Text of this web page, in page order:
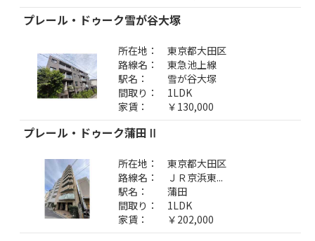
プレール・ドゥーク雪が谷大塚
所在地：
東京都大田区
路線名：
東急池上線
駅名：
雪が谷大塚
間取り：
1LDK
家賃：
￥130,000
プレール・ドゥーク蒲田Ⅱ
所在地：
東京都大田区
路線名：
ＪＲ京浜東...
駅名：
蒲田
間取り：
1LDK
家賃：
￥202,000